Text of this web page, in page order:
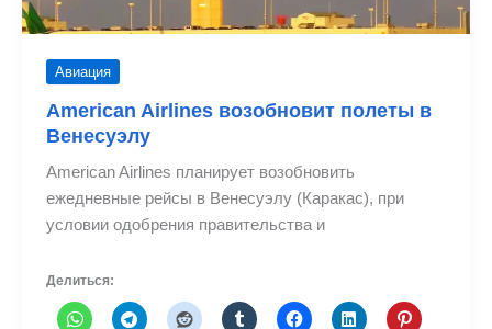
Авиация
American Airlines возобновит полеты в
Венесуэлу
American Airlines планирует возобновить
ежедневные рейсы в Венесуэлу (Каракас), при
условии одобрения правительства и
Делиться: